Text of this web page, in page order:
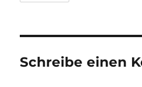
Schreibe einen